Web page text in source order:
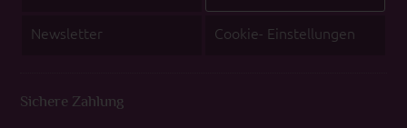
Newsletter Cookie- Einstellungen
Sichere Zahlung